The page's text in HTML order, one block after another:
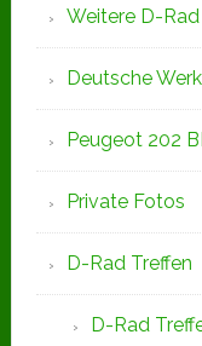
Weitere D-
Deutsche
Peugeot 202
Private Fotos
D-Rad Treffen
D-Rad